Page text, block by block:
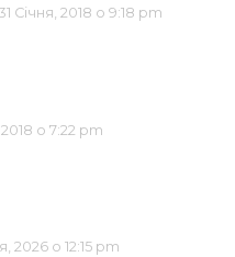
31 Січня, 2018 о 9:18 pm
о 7:22 pm
2026 о 12:15 pm